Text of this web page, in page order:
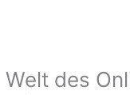
Welt des